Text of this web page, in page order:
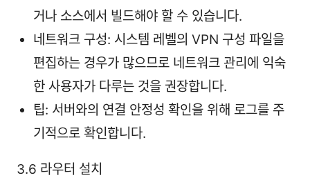
거나 소스에서 빌드해야 할 수 있습니다.
네트워크 구성: 시스템 레벨의 VPN 구성 파일을
편집하는 경우가 많으므로 네트워크 관리에 익숙
한 사용자가 다루는 것을 권장합니다.
팁: 서버와의 연결 안정성 확인을 위해 로그를 주
기적으로 확인합니다.
3.6 라우터 설치